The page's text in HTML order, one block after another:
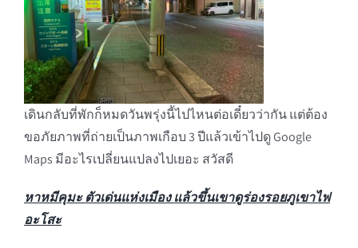
เดินกลับที่พักก็หมดวันพรุ่งนี้ไปไหนต่อเดี๋ยวว่ากัน แต่ต้อง
ขอภัยภาพที่ถ่ายเป็นภาพเกือบ 3 ปีแล้วเข้าไปดู Google
Maps มีอะไรเปลี่ยนแปลงไปเยอะ สวัสดี
หาหมีคุมะ ตัวเด่นแห่งเมือง แล้วขึ้นเขาดูร่องรอยภูเขาไฟ
อะโสะ